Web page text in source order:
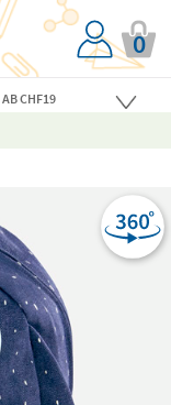
0
AB CHF19